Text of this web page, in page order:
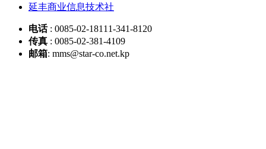
延丰商业信息技术社
电话: 0085-02-18111-341-8120
传真 : 0085-02-381-4109
邮箱: mms@star-co.net.kp